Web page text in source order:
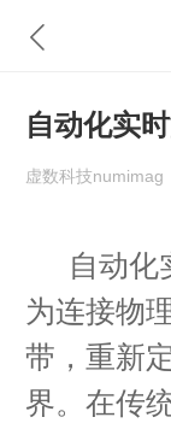
自动化实
虚数科技numimag
自动化
为连接物
带，重新
界。在传